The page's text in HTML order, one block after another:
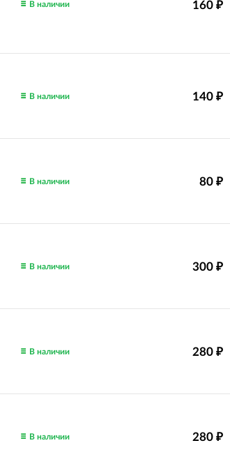
160 ₽
В наличии
140 ₽
В наличии
80 ₽
В наличии
300 ₽
В наличии
280 ₽
В наличии
280 ₽
В наличии